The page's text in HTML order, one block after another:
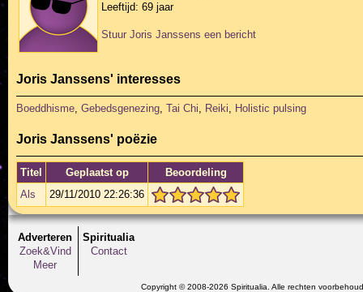
Leeftijd: 69 jaar
Stuur Joris Janssens een bericht
Joris Janssens' interesses
Boeddhisme, Gebedsgenezing, Tai Chi, Reiki, Holistic pulsing
Joris Janssens' poëzie
Titel Geplaatst op
Beoordeling
Als
29/11/2010 22:26:36
Adverteren
Zoek&Vind
Meer
Spiritualia
Contact
Copyright © 2008-2026 Spiritualia. Alle rechten